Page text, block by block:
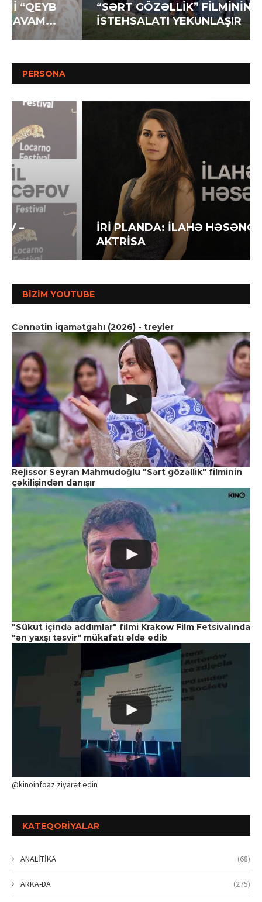
“SƏRT GÖZƏLLİK” FİLMİNİN
İSTEHSALATI YEKUNLAŞIR
PERSONA
İRİ PLANDA: İLAHƏ HƏSƏNOVA –
AKTRİSA
BIZIM YOUTUBE
Cənnətin iqamətgahı (2026) - treyler
Rejissor Seyran Mahmudoğlu "Sərt gözəllik" filminin
çəkilişindən danışır
"Sükut içində addımlar" filmi Krakow Film Fetsivalında
"ən yaxşı təsvir" mükafatı əldə edib
@kinoinfoaz ziyarət edin
KATEQORIYALAR
ANALİTİKA (68)
ARKA-DA (275)